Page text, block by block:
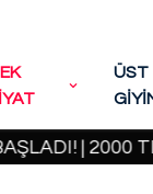
ÜST
| 2000 TL VE